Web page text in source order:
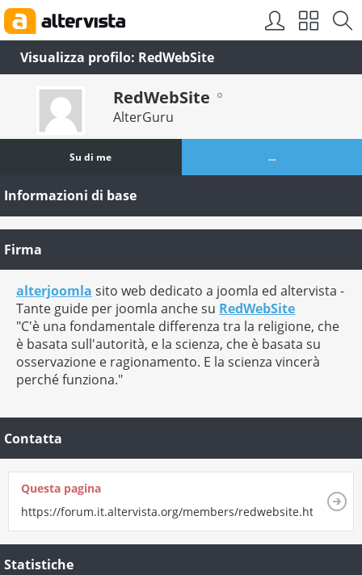
Visualizza profilo: RedWebSite
RedWebSite
AlterGuru
Su di me ...
Informazioni di base
Firma
alterjoomla sito web dedicato a joomla ed altervista -
Tante guide per joomla anche su RedWebSite
"C'è una fondamentale differenza tra la religione, che
è basata sull'autorità, e la scienza, che è basata su
osservazione e ragionamento. E la scienza vincerà
perché funziona."
Contatta
Questa pagina
https://forum.it.altervista.org/members/redwebsite.html
Statistiche